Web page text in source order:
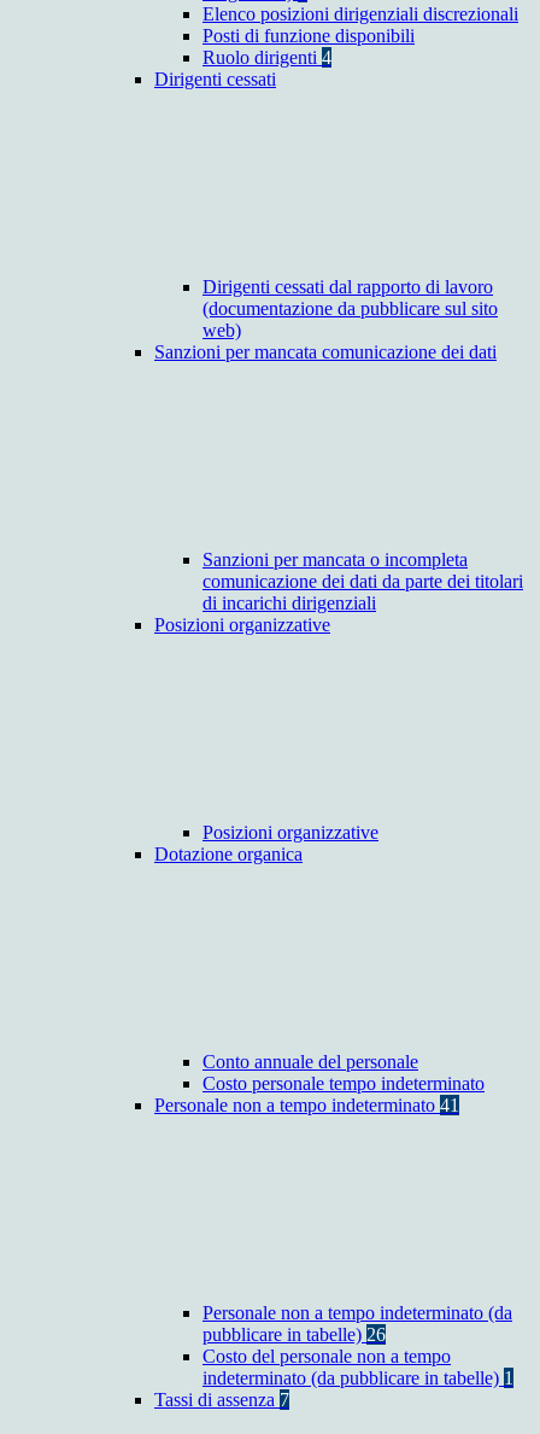
Elenco posizioni dirigenziali discrezionali
Posti di funzione disponibili
Ruolo dirigenti 4
Dirigenti cessati
Dirigenti cessati dal rapporto di lavoro
(documentazione da pubblicare sul sito
web)
Sanzioni per mancata comunicazione dei dati
Sanzioni per mancata o incompleta
comunicazione dei dati da parte dei titolari
di incarichi dirigenziali
Posizioni organizzative
Posizioni organizzative
Dotazione organica
Conto annuale del personale
Costo personale tempo indeterminato
Personale non a tempo indeterminato 41
Personale non a tempo indeterminato (da
pubblicare in tabelle) 26
Costo del personale non a tempo
indeterminato (da pubblicare in tabelle) 1
Tassi di assenza 7